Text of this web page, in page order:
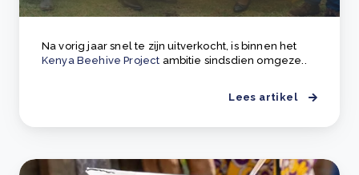
Na vorig jaar snel te zijn uitverkocht, is binnen het
Kenya Beehive Project ambitie sindsdien omgeze..
Lees artikel